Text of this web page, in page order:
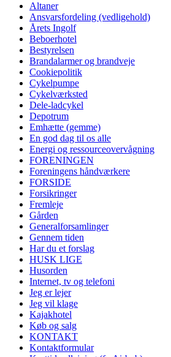
Altaner
Ansvarsfordeling (vedligehold)
Årets Ingolf
Beboerhotel
Bestyrelsen
Brandalarmer og brandveje
Cookiepolitik
Cykelpumpe
Cykelværksted
Dele-ladcykel
Depotrum
Emhætte (gemme)
En god dag til os alle
Energi og ressourceovervågning
FORENINGEN
Foreningens håndværkere
FORSIDE
Forsikringer
Fremleje
Gården
Generalforsamlinger
Gennem tiden
Har du et forslag
HUSK LIGE
Husorden
Internet, tv og telefoni
Jeg er lejer
Jeg vil klage
Kajakhotel
Køb og salg
KONTAKT
Kontaktformular